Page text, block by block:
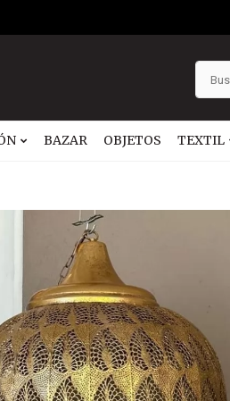
BAZAR OBJETOS TEXTIL